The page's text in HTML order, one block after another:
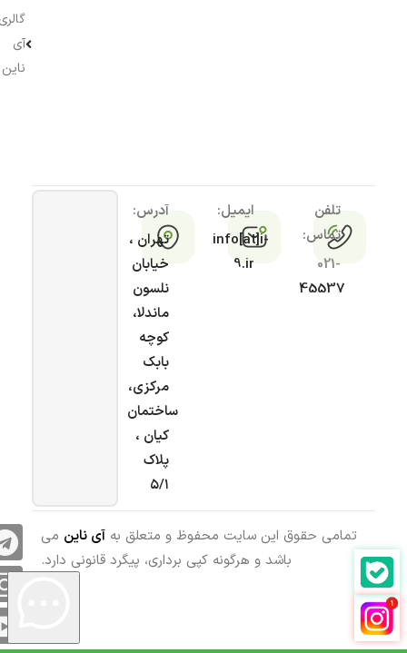
آی
ناین
تلفن
تماس:
021-
45537
ایمیل:
info[at]i-
9.ir
آدرس:
تهران ،
خیابان
نلسون
ماندلا،
کوچه
بابک
مرکزی،
ساختمان
کیان ،
پلاک
۵/۱
تمامی حقوق این سایت محفوظ و متعلق به آی ناین می
باشد و هرگونه کپی برداری، پیگرد قانونی دارد.